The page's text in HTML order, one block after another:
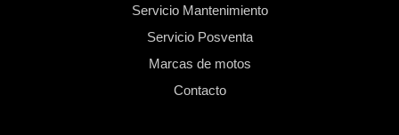
Servicio Mantenimiento
Servicio Posventa
Marcas de motos
Contacto